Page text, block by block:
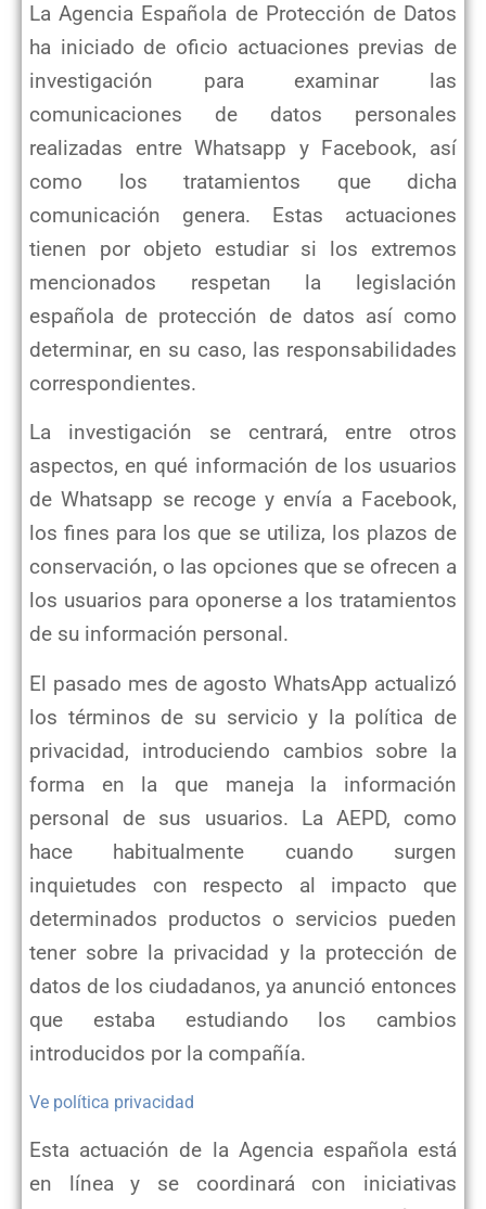
La Agencia Española de Protección de Datos
ha iniciado de oficio actuaciones previas de
investigación para examinar las
comunicaciones de datos personales
realizadas entre Whatsapp y Facebook, así
como los tratamientos que dicha
comunicación genera. Estas actuaciones
tienen por objeto estudiar si los extremos
mencionados respetan la legislación
española de protección de datos así como
determinar, en su caso, las responsabilidades
correspondientes.
La investigación se centrará, entre otros
aspectos, en qué información de los usuarios
de Whatsapp se recoge y envía a Facebook,
los fines para los que se utiliza, los plazos de
conservación, o las opciones que se ofrecen a
los usuarios para oponerse a los tratamientos
de su información personal.
El pasado mes de agosto WhatsApp actualizó
los términos de su servicio y la política de
privacidad, introduciendo cambios sobre la
forma en la que maneja la información
personal de sus usuarios. La AEPD, como
hace habitualmente cuando surgen
inquietudes con respecto al impacto que
determinados productos o servicios pueden
tener sobre la privacidad y la protección de
datos de los ciudadanos, ya anunció entonces
que estaba estudiando los cambios
introducidos por la compañía.
Ve política privacidad
Esta actuación de la Agencia española está
en línea y se coordinará con iniciativas